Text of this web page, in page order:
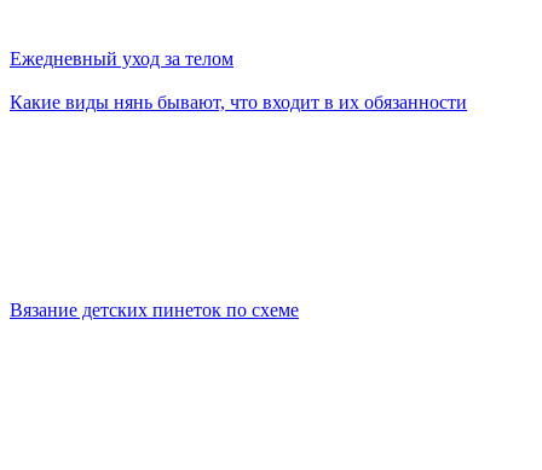
Ежедневный уход за телом
Какие виды нянь бывают, что входит в их обязанности
Вязание детских пинеток по схеме